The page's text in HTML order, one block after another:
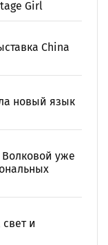
Girl
China
новый язык
уже
и